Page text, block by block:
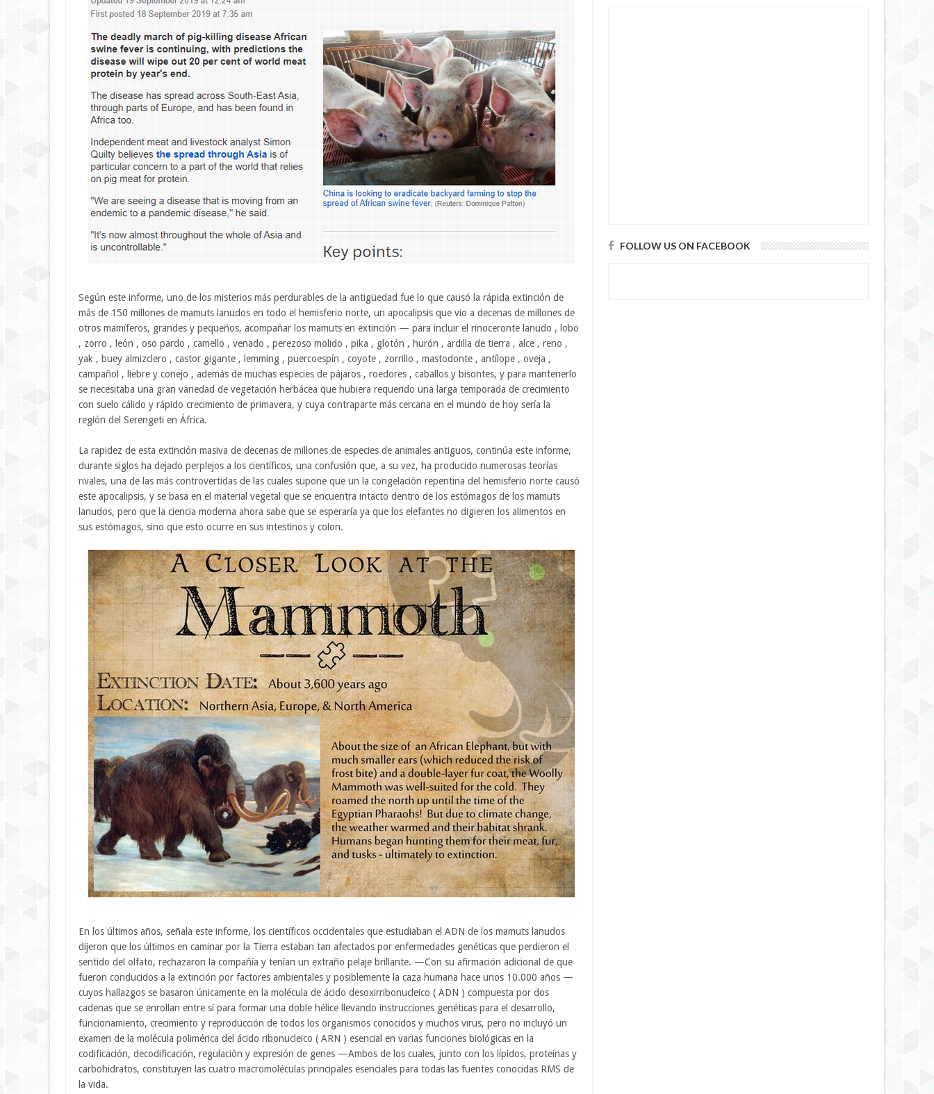
Según este informe, uno de los misterios más perdurables de la antigüedad fue lo que causó la rápida extinción de
más de 150 millones de mamuts lanudos en todo el hemisferio norte, un apocalipsis que vio a decenas de millones de
otros mamíferos, grandes y pequeños, acompañar los mamuts en extinción — para incluir el rinoceronte lanudo , lobo
, zorro , león , oso pardo , camello , venado , perezoso molido , pika , glotón , hurón , ardilla de tierra , alce , reno ,
yak , buey almizclero , castor gigante , lemming , puercoespín , coyote , zorrillo , mastodonte , antílope , oveja ,
campañol , liebre y conejo , además de muchas especies de pájaros , roedores , caballos y bisontes, y para mantenerlo
se necesitaba una gran variedad de vegetación herbácea que hubiera requerido una larga temporada de crecimiento
con suelo cálido y rápido crecimiento de primavera, y cuya contraparte más cercana en el mundo de hoy sería la
región del Serengeti en África.
La rapidez de esta extinción masiva de decenas de millones de especies de animales antiguos, continúa este informe,
durante siglos ha dejado perplejos a los científicos, una confusión que, a su vez, ha producido numerosas teorías
rivales, una de las más controvertidas de las cuales supone que un la congelación repentina del hemisferio norte causó
este apocalipsis, y se basa en el material vegetal que se encuentra intacto dentro de los estómagos de los mamuts
lanudos, pero que la ciencia moderna ahora sabe que se esperaría ya que los elefantes no digieren los alimentos en
sus estómagos, sino que esto ocurre en sus intestinos y colon.
En los últimos años, señala este informe, los científicos occidentales que estudiaban el ADN de los mamuts lanudos
dijeron que los últimos en caminar por la Tierra estaban tan afectados por enfermedades genéticas que perdieron el
sentido del olfato, rechazaron la compañía y tenían un extraño pelaje brillante. —Con su afirmación adicional de que
fueron conducidos a la extinción por factores ambientales y posiblemente la caza humana hace unos 10.000 años —
cuyos hallazgos se basaron únicamente en la molécula de ácido desoxirribonucleico ( ADN ) compuesta por dos
cadenas que se enrollan entre sí para formar una doble hélice llevando instrucciones genéticas para el desarrollo,
funcionamiento, crecimiento y reproducción de todos los organismos conocidos y muchos virus, pero no incluyó un
examen de la molécula polimérica del ácido ribonucleico ( ARN ) esencial en varias funciones biológicas en la
codificación, decodificación, regulación y expresión de genes —Ambos de los cuales, junto con los lípidos, proteínas y
carbohidratos, constituyen las cuatro macromoléculas principales esenciales para todas las fuentes conocidas RMS de
la vida.
FOLLOW US ON FACEBOOK